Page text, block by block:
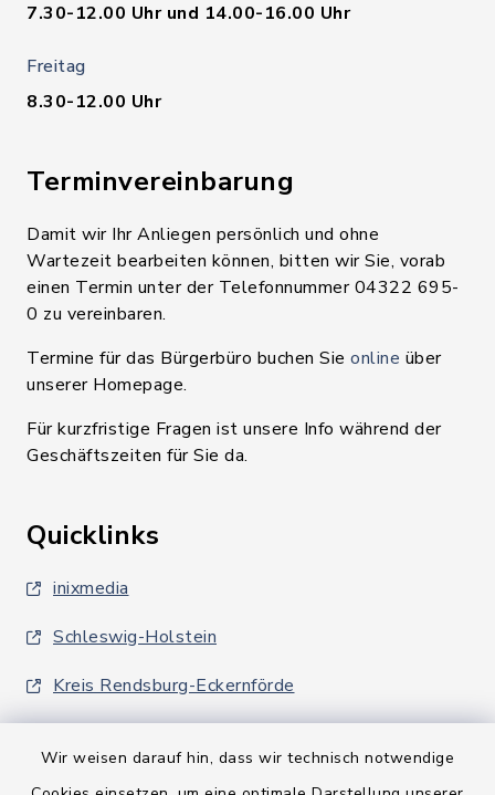
Wir weisen darauf hin, dass wir technisch notwendige
7.30-12.00 Uhr und 14.00-16.00 Uhr
Freitag
8.30-12.00 Uhr
Terminvereinbarung
Damit wir Ihr Anliegen persönlich und ohne
Wartezeit bearbeiten können, bitten wir Sie, vorab
einen Termin unter der Telefonnummer 04322 695-
0 zu vereinbaren.
Termine für das Bürgerbüro buchen Sie online über
unserer Homepage.
Für kurzfristige Fragen ist unsere Info während der
Geschäftszeiten für Sie da.
Quicklinks
inixmedia
Schleswig-Holstein
Kreis Rendsburg-Eckernförde